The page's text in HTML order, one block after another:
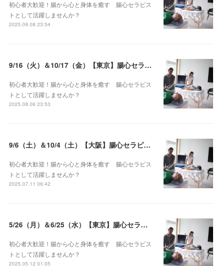
初心者大歓迎！腸から心と身体を癒す 腸心セラピス
トとして活躍しませんか？
2025.09.08 23:54
9/16（火）＆10/17（金）【東京】腸心セラピスト養成コース《２日間コース》開講決定
初心者大歓迎！腸から心と身体を癒す 腸心セラピス
トとして活躍しませんか？
2025.08.06 23:53
9/6（土）＆10/4（土）【大阪】腸心セラピスト養成コース《２日間コース》開講決定
初心者大歓迎！腸から心と身体を癒す 腸心セラピス
トとして活躍しませんか？
2025.07.11 06:42
5/26（月）＆6/25（水）【東京】腸心セラピスト養成コース《２日間コース》開講決定
初心者大歓迎！腸から心と身体を癒す 腸心セラピス
トとして活躍しませんか？
2025.05.12 01:05